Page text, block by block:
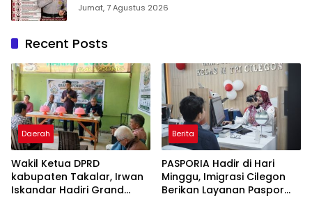
kepada Masyarakat
Jumat, 7 Agustus 2026
Recent Posts
Daerah
Wakil Ketua DPRD
kabupaten Takalar, Irwan
Iskandar Hadiri Grand
Berita
PASPORIA Hadir di Hari
Minggu, Imigrasi Cilegon
Berikan Layanan Paspor